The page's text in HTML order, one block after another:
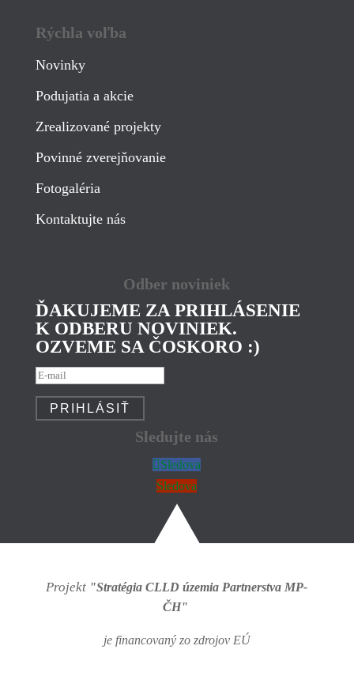
Rýchla voľba
Novinky
Podujatia a akcie
Zrealizované projekty
Povinné zverejňovanie
Fotogaléria
Kontaktujte nás
Odber noviniek
ĎAKUJEME ZA PRIHLÁSENIE
K ODBERU NOVINIEK.
OZVEME SA ČOSKORO :)
PRIHLÁSIŤ
Sledujte nás
Sledova
Sledova
Projekt "Stratégia CLLD územia Partnerstva MP-
ČH"
je financovaný zo zdrojov EÚ